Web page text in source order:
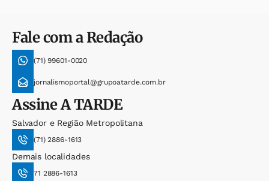
Fale com a Redação
(71) 99601-0020
jornalismoportal@grupoatarde.com.br
AssineA TARDE
Salvador e Região Metropolitana
(71) 2886-1613
Demais localidades
71 2886-1613